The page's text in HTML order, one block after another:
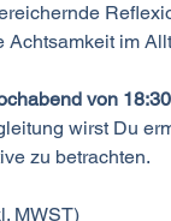
Achtsamkeit im
von
wirst Du
zu betrachten.
MWST)